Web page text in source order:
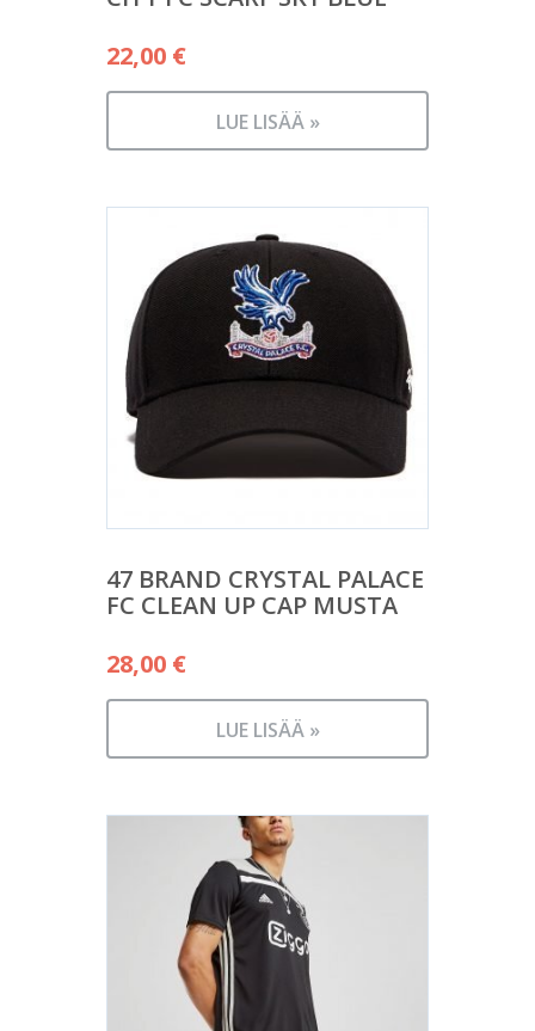
22,00 €
LUE LISÄÄ »
47 BRAND CRYSTAL PALACE
FC CLEAN UP CAP MUSTA
28,00 €
LUE LISÄÄ »